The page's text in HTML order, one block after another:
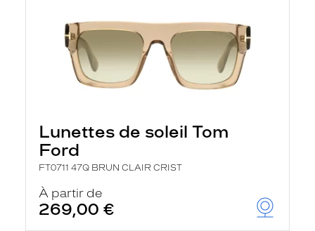
Lunettes de soleil Tom
Ford
FT0711 47Q BRUN CLAIR CRIST
À partir de
269,00 €